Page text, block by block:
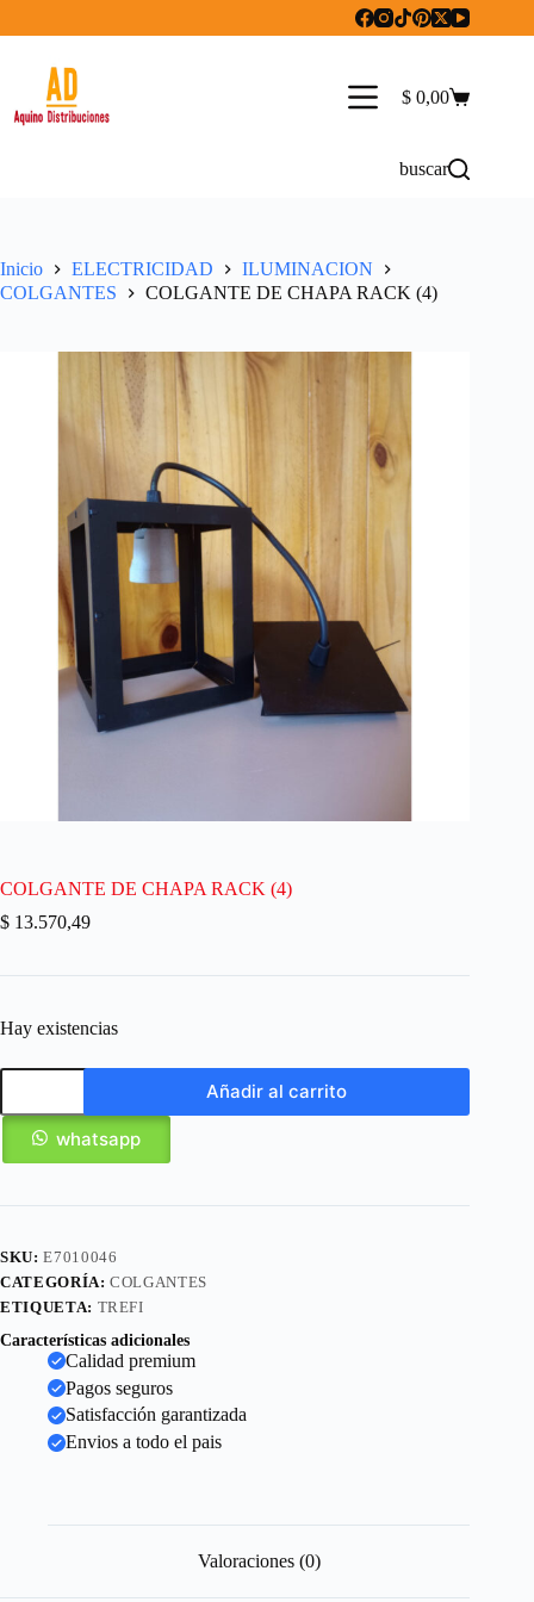
Carro
$ 0,00
buscar
Inicio ELECTRICIDAD
ILUMINACION
COLGANTES
COLGANTE DE CHAPA RACK (4)
COLGANTE DE CHAPA RACK (4)
$ 13.570,49
Hay existencias
Añadir al carrito
whatsapp
SKU:E7010046
CATEGORÍA:COLGANTES
ETIQUETA: TREFI
Características adicionales
Calidad premium
Pagos seguros
Satisfacción garantizada
Envios a todo el pais
Valoraciones (0)